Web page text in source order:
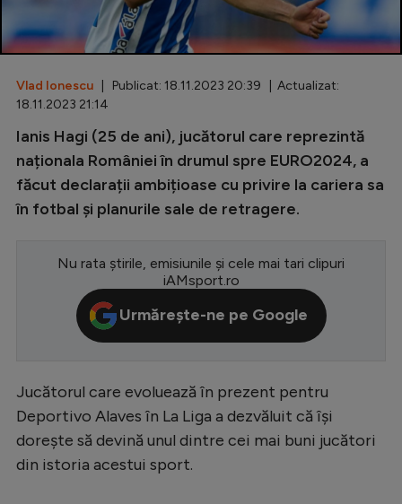
Diverse
Inedit
Clasamente
Champions League
Europa League
CM 2026
Premier League
Serie A
Bundesliga
Ligue 1
Vlad Ionescu | Publicat: 18.11.2023 20:39 | Actualizat:
18.11.2023 21:14
Ianis Hagi (25 de ani), jucătorul care reprezintă
naționala României în drumul spre EURO2024, a
făcut declarații ambițioase cu privire la cariera sa
în fotbal și planurile sale de retragere.
Nu rata știrile, emisiunile și cele mai tari clipuri
iAMsport.ro
Urmărește-ne pe Google
Jucătorul care evoluează în prezent pentru
Deportivo Alaves în La Liga a dezvăluit că își
dorește să devină unul dintre cei mai buni jucători
din istoria acestui sport.